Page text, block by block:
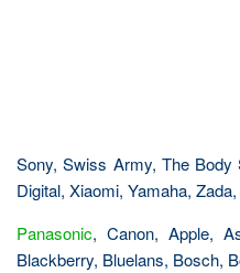
Sony, Swiss Army, The Body
Digital, Xiaomi, Yamaha,
Panasonic, Canon, Apple,
Blackberry, Bluelans, Bosch,